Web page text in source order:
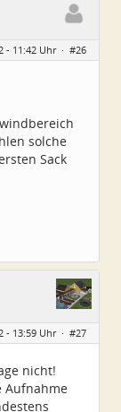
- 11:42 Uhr · #26
solche
Sack
- 13:59 Uhr · #27
nicht!
Aufnahme